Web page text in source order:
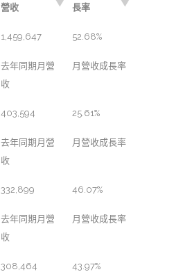
營收
長率
1,459,647 52.68%
去年同期月營
收
月營收成長率
403,594 25.61%
去年同期月營
收
月營收成長率
332,899 46.07%
去年同期月營
收
月營收成長率
308,464 43.97%